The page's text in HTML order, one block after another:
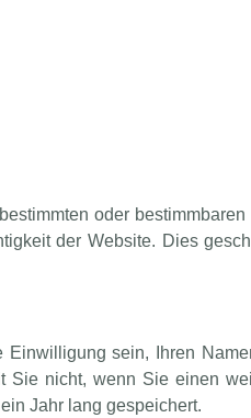
oder
der Website. Dies
sein, Ihren
Sie nicht, wenn Sie einen
Jahr lang gespeichert.